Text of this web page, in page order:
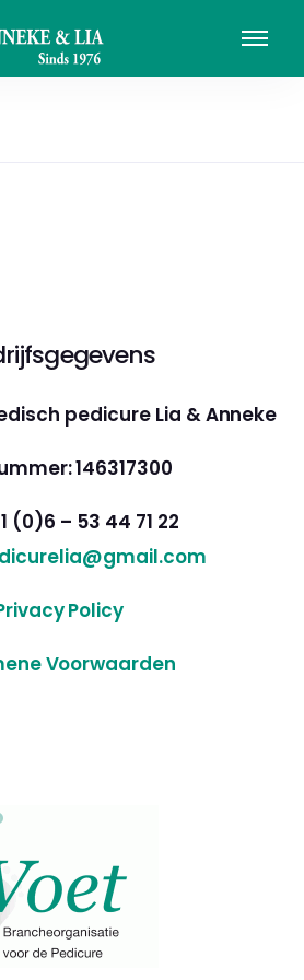
pedicure Lia & Anneke
146317300
(0)6 – 53 44 71 22
Policy
Voorwaarden